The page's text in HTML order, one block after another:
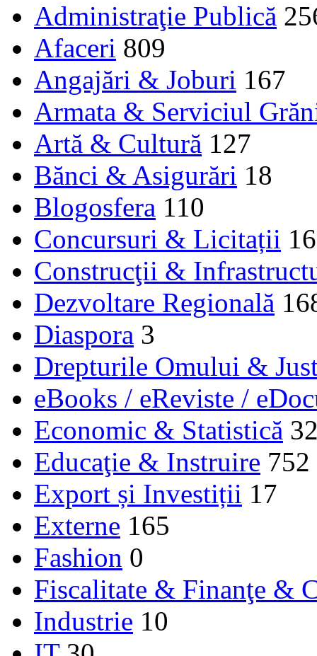
Administraţie Publică
Afaceri 809
Angajări & Joburi 167
Armata & Serviciul
Artă & Cultură 127
Bănci & Asigurări 18
Blogosfera 110
Concursuri & Licitații 16
Construcţii &
Dezvoltare Regională
Diaspora 3
Drepturile Omului &
eBooks / eReviste /
Economic & Statistică
Educaţie & Instruire 752
Export și Investiții 17
Externe 165
Fashion 0
Fiscalitate & Finanţe &
Industrie 10